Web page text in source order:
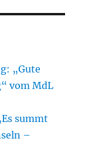
„Gute
vom MdL
summt
–